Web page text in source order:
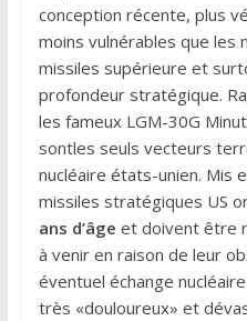
conception récente, plus
moins vulnérables que les
missiles supérieure et
profondeur stratégique.
les fameux LGM-30G
sontles seuls vecteurs
nucléaire états-unien. Mis
missiles stratégiques US
ans d’âge et doivent être
à venir en raison de leur
éventuel échange
très «douloureux» et